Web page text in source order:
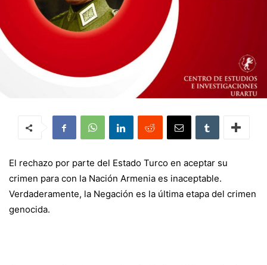
El rechazo por parte del Estado Turco en aceptar su
crimen para con la Nación Armenia es inaceptable.
Verdaderamente, la Negación es la última etapa del crimen
genocida.